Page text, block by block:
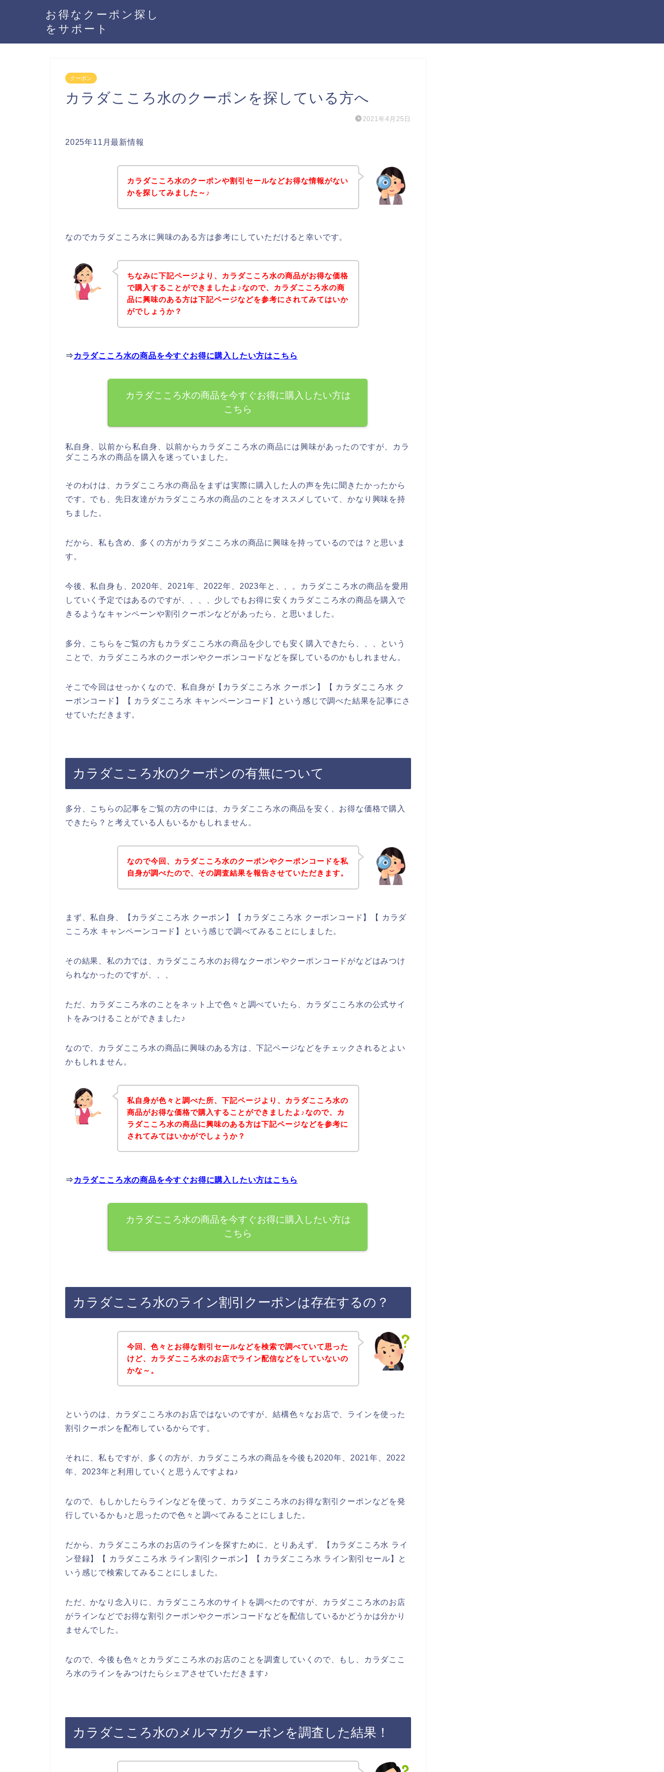
お得なクーポン探し
をサポート
クーポン
カラダこころ水のクーポンを探している方へ
2021年4月25日
2025年11月最新情報
カラダこころ水のクーポンや割引セールなどお得な情報がない
かを探してみました～♪
なのでカラダこころ水に興味のある方は参考にしていただけると幸いです。
ちなみに下記ページより、カラダこころ水の商品がお得な価格
で購入することができましたよ♪なので、カラダこころ水の商
品に興味のある方は下記ページなどを参考にされてみてはいか
がでしょうか？
⇒ カラダこころ水の商品を今すぐお得に購入したい方はこちら
カラダこころ水の商品を今すぐお得に購入したい方は
こちら
私自身、以前から私自身、以前からカラダこころ水の商品には興味があったのですが、カラ
ダこころ水の商品を購入を迷っていました。
そのわけは、カラダこころ水の商品をまずは実際に購入した人の声を先に聞きたかったから
です。でも、先日友達がカラダこころ水の商品のことをオススメしていて、かなり興味を持
ちました。
だから、私も含め、多くの方がカラダこころ水の商品に興味を持っているのでは？と思いま
す。
今後、私自身も、2020年、2021年、2022年、2023年と、、。カラダこころ水の商品を愛用
していく予定ではあるのですが、、、、少しでもお得に安くカラダこころ水の商品を購入で
きるようなキャンペーンや割引クーポンなどがあったら、と思いました。
多分、こちらをご覧の方もカラダこころ水の商品を少しでも安く購入できたら、、、という
ことで、カラダこころ水のクーポンやクーポンコードなどを探しているのかもしれません。
そこで今回はせっかくなので、私自身が【カラダこころ水 クーポン】【 カラダこころ水 ク
ーポンコード】【 カラダこころ水 キャンペーンコード】という感じで調べた結果を記事にさ
せていただきます。
カラダこころ水のクーポンの有無について
多分、こちらの記事をご覧の方の中には、カラダこころ水の商品を安く、お得な価格で購入
できたら？と考えている人もいるかもしれません。
なので今回、カラダこころ水のクーポンやクーポンコードを私
自身が調べたので、その調査結果を報告させていただきます。
まず、私自身、【カラダこころ水 クーポン】【 カラダこころ水 クーポンコード】【 カラダ
こころ水 キャンペーンコード】という感じで調べてみることにしました。
その結果、私の力では、カラダこころ水のお得なクーポンやクーポンコードがなどはみつけ
られなかったのですが、、、
ただ、カラダこころ水のことをネット上で色々と調べていたら、カラダこころ水の公式サイ
トをみつけることができました♪
なので、カラダこころ水の商品に興味のある方は、下記ページなどをチェックされるとよい
かもしれません。
私自身が色々と調べた所、下記ページより、カラダこころ水の
商品がお得な価格で購入することができましたよ♪なので、カ
ラダこころ水の商品に興味のある方は下記ページなどを参考に
されてみてはいかがでしょうか？
⇒ カラダこころ水の商品を今すぐお得に購入したい方はこちら
カラダこころ水の商品を今すぐお得に購入したい方は
こちら
カラダこころ水のライン割引クーポンは存在するの？
今回、色々とお得な割引セールなどを検索で調べていて思った
けど、カラダこころ水のお店でライン配信などをしていないの
かな～。
というのは、カラダこころ水のお店ではないのですが、結構色々なお店で、ラインを使った
割引クーポンを配布しているからです。
それに、私もですが、多くの方が、カラダこころ水の商品を今後も2020年、2021年、2022
年、2023年と利用していくと思うんですよね♪
なので、もしかしたらラインなどを使って、カラダこころ水のお得な割引クーポンなどを発
行しているかも♪と思ったので色々と調べてみることにしました。
だから、カラダこころ水のお店のラインを探すために、とりあえず、【カラダこころ水 ライ
ン登録】【 カラダこころ水 ライン割引クーポン】【 カラダこころ水 ライン割引セール】と
いう感じで検索してみることにしました。
ただ、かなり念入りに、カラダこころ水のサイトを調べたのですが、カラダこころ水のお店
がラインなどでお得な割引クーポンやクーポンコードなどを配信しているかどうかは分かり
ませんでした。
なので、今後も色々とカラダこころ水のお店のことを調査していくので、もし、カラダここ
ろ水のラインをみつけたらシェアさせていただきます♪
カラダこころ水のメルマガクーポンを調査した結果！